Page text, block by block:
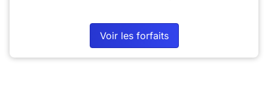
Voir les forfaits